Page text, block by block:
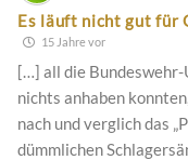
Es läuft nicht gut für
15 Jahre vor
[…] all die
nichts anhaben
nach und verglich das
dümmlichen